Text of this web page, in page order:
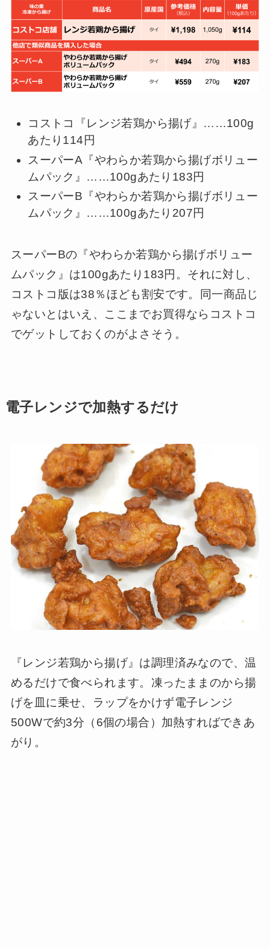
コストコ『レンジ若鶏から揚げ』……100g
あたり114円
スーパーA『やわらか若鶏から揚げボリュー
ムパック』……100gあたり183円
スーパーB『やわらか若鶏から揚げボリュー
ムパック』……100gあたり207円
スーパーBの『やわらか若鶏から揚げボリュー
ムパック』は100gあたり183円。それに対し、
コストコ版は38％ほども割安です。同一商品じ
ゃないとはいえ、ここまでお買得ならコストコ
でゲットしておくのがよさそう。
電子レンジで加熱するだけ
『レンジ若鶏から揚げ』は調理済みなので、温
めるだけで食べられます。凍ったままのから揚
げを皿に乗せ、ラップをかけず電子レンジ
500Wで約3分（6個の場合）加熱すればできあ
がり。